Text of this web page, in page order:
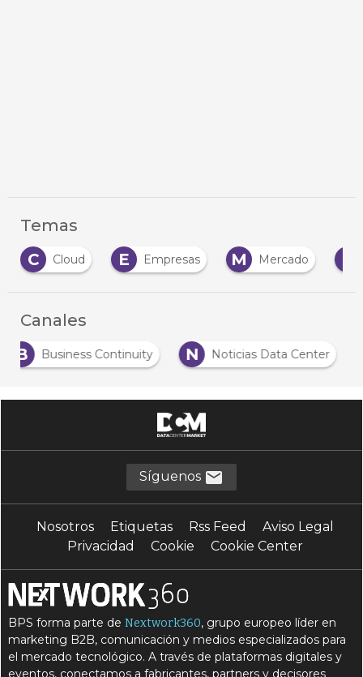
Temas
E Empresas M Mercado N Negocio
Canales
B
Business Continuity N Noticias Data Center
Síguenos
Nosotros Etiquetas Rss Feed
Aviso Legal
Privacidad
Cookie Cookie Center
BPS forma parte deNextwork360, grupo europeo líder en
marketing B2B, comunicación y medios especializados para
el mercado tecnológico. A través de plataformas digitales y
eventos, conectamos a fabricantes, partners y decisores